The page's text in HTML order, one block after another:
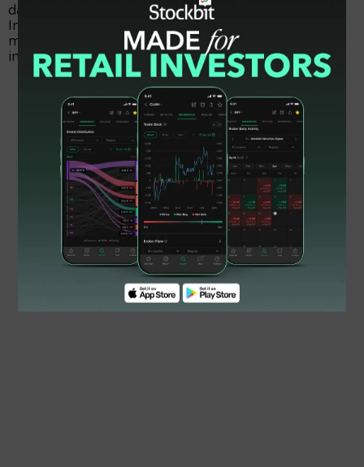
dalam negeri, serta memperkuat pasar modal
Indonesia dengan mendorong transformasi
masyarakat dari saving-oriented society menuju
investment-oriented society.